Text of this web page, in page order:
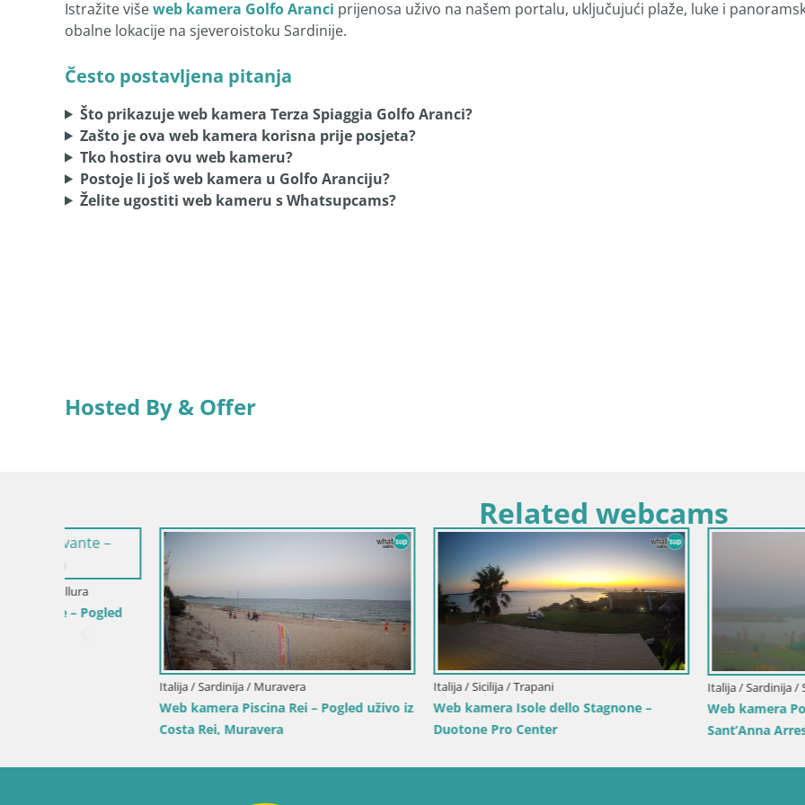
Istražite višeweb kamera Golfo Aranci prijenosa uživo na našem portalu, uključujući plaže, luke i
obalne lokacije na sjeveroistoku Sardinije.
Često postavljena pitanja
Što prikazuje web kamera Terza Spiaggia Golfo Aranci?
Zašto je ova web kamera korisna prije posjeta?
Tko hostira ovu web kameru?
Postoje li još web kamera u Golfo Aranciju?
Želite ugostiti web kameru s Whatsupcams?
Hosted By & Offer
Related webcams
Italija / Sardinija / Muravera
Web kamera Piscina Rei – Pogled uživo iz
Costa Rei, Muravera
Italija / Sicilija / Trapani
Web kamera Isole dello Stagnone –
Duotone Pro Center
Italija / Sardinija / Sant'Anna Arresi
Web kamera Porto Pino –
Sant’Anna Arresija